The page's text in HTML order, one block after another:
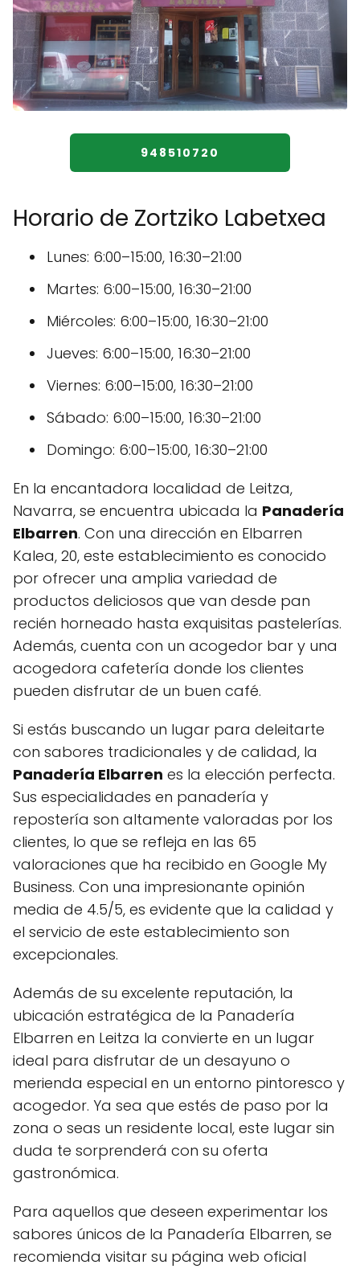
948510720
Horario de Zortziko Labetxea
Lunes: 6:00–15:00, 16:30–21:00
Martes: 6:00–15:00, 16:30–21:00
Miércoles: 6:00–15:00, 16:30–21:00
Jueves: 6:00–15:00, 16:30–21:00
Viernes: 6:00–15:00, 16:30–21:00
Sábado: 6:00–15:00, 16:30–21:00
Domingo: 6:00–15:00, 16:30–21:00
En la encantadora localidad de Leitza,
Navarra, se encuentra ubicada la Panadería
Elbarren. Con una dirección en Elbarren
Kalea, 20, este establecimiento es conocido
por ofrecer una amplia variedad de
productos deliciosos que van desde pan
recién horneado hasta exquisitas pastelerías.
Además, cuenta con un acogedor bar y una
acogedora cafetería donde los clientes
pueden disfrutar de un buen café.
Si estás buscando un lugar para deleitarte
con sabores tradicionales y de calidad, la
Panadería Elbarren es la elección perfecta.
Sus especialidades en panadería y
repostería son altamente valoradas por los
clientes, lo que se refleja en las 65
valoraciones que ha recibido en Google My
Business. Con una impresionante opinión
media de 4.5/5, es evidente que la calidad y
el servicio de este establecimiento son
excepcionales.
Además de su excelente reputación, la
ubicación estratégica de la Panadería
Elbarren en Leitza la convierte en un lugar
ideal para disfrutar de un desayuno o
merienda especial en un entorno pintoresco y
acogedor. Ya sea que estés de paso por la
zona o seas un residente local, este lugar sin
duda te sorprenderá con su oferta
gastronómica.
Para aquellos que deseen experimentar los
sabores únicos de la Panadería Elbarren, se
recomienda visitar su página web oficial